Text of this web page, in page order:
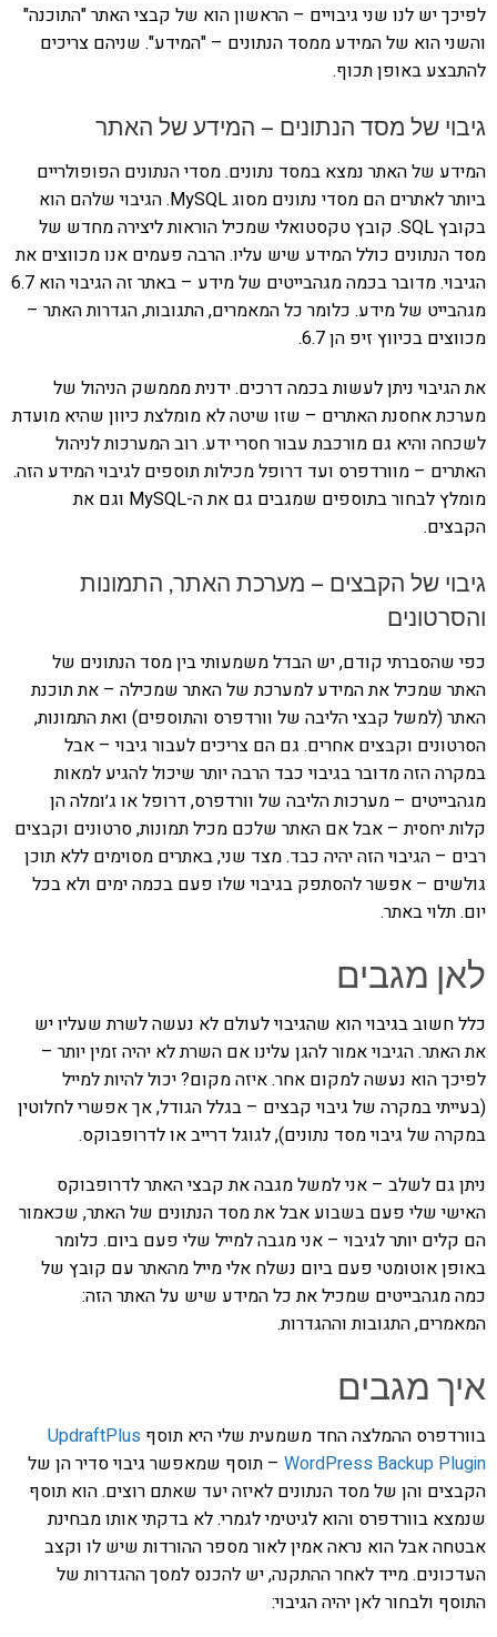
לפיכך יש לנו שני גיבויים – הראשון הוא של קבצי האתר "התוכנה"
והשני הוא של המידע ממסד הנתונים – "המידע". שניהם צריכים
להתבצע באופן תכוף.
גיבוי של מסד הנתונים – המידע של האתר
המידע של האתר נמצא במסד נתונים. מסדי הנתונים הפופולריים
ביותר לאתרים הם מסדי נתונים מסוג MySQL. הגיבוי שלהם הוא
בקובץ SQL. קובץ טקסטואלי שמכיל הוראות ליצירה מחדש של
מסד הנתונים כולל המידע שיש עליו. הרבה פעמים אנו מכווצים את
הגיבוי. מדובר בכמה מגהבייטים של מידע – באתר זה הגיבוי הוא 6.7
מגהבייט של מידע. כלומר כל המאמרים, התגובות, הגדרות האתר –
מכווצים בכיווץ זיפ הן 6.7.
את הגיבוי ניתן לעשות בכמה דרכים. ידנית מממשק הניהול של
מערכת אחסנת האתרים – שזו שיטה לא מומלצת כיוון שהיא מועדת
לשכחה והיא גם מורכבת עבור חסרי ידע. רוב המערכות לניהול
האתרים – מוורדפרס ועד דרופל מכילות תוספים לגיבוי המידע הזה.
מומלץ לבחור בתוספים שמגבים גם את ה-MySQL וגם את
הקבצים.
גיבוי של הקבצים – מערכת האתר, התמונות
והסרטונים
כפי שהסברתי קודם, יש הבדל משמעותי בין מסד הנתונים של
האתר שמכיל את המידע למערכת של האתר שמכילה – את תוכנת
האתר (למשל קבצי הליבה של וורדפרס והתוספים) ואת התמונות,
הסרטונים וקבצים אחרים. גם הם צריכים לעבור גיבוי – אבל
במקרה הזה מדובר בגיבוי כבד הרבה יותר שיכול להגיע למאות
מגהבייטים – מערכות הליבה של וורדפרס, דרופל או ג׳ומלה הן
קלות יחסית – אבל אם האתר שלכם מכיל תמונות, סרטונים וקבצים
רבים – הגיבוי הזה יהיה כבד. מצד שני, באתרים מסוימים ללא תוכן
גולשים – אפשר להסתפק בגיבוי שלו פעם בכמה ימים ולא בכל
יום. תלוי באתר.
לאן מגבים
כלל חשוב בגיבוי הוא שהגיבוי לעולם לא נעשה לשרת שעליו יש
את האתר. הגיבוי אמור להגן עלינו אם השרת לא יהיה זמין יותר –
לפיכך הוא נעשה למקום אחר. איזה מקום? יכול להיות למייל
(בעייתי במקרה של גיבוי קבצים – בגלל הגודל, אך אפשרי לחלוטין
במקרה של גיבוי מסד נתונים), לגוגל דרייב או לדרופבוקס.
ניתן גם לשלב – אני למשל מגבה את קבצי האתר לדרופבוקס
האישי שלי פעם בשבוע אבל את מסד הנתונים של האתר, שכאמור
הם קלים יותר לגיבוי – אני מגבה למייל שלי פעם ביום. כלומר
באופן אוטומטי פעם ביום נשלח אלי מייל מהאתר עם קובץ של
כמה מגהבייטים שמכיל את כל המידע שיש על האתר הזה:
המאמרים, התגובות וההגדרות.
איך מגבים
בוורדפרס ההמלצה החד משמעית שלי היא תוסף UpdraftPlus
WordPress Backup Plugin – תוסף שמאפשר גיבוי סדיר הן של
הקבצים והן של מסד הנתונים לאיזה יעד שאתם רוצים. הוא תוסף
שנמצא בוורדפרס והוא לגיטימי לגמרי. לא בדקתי אותו מבחינת
אבטחה אבל הוא נראה אמין לאור מספר ההורדות שיש לו וקצב
העדכונים. מייד לאחר ההתקנה, יש להכנס למסך ההגדרות של
התוסף ולבחור לאן יהיה הגיבוי: